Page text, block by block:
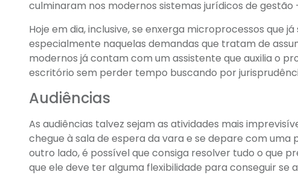
culminaram nos modernos sistemas jurídicos de
Hoje em dia, inclusive, se enxerga microprocessos que
especialmente naquelas demandas que tratam de
modernos já contam com um assistente que auxilia o
escritório sem perder tempo buscando por
Audiências
As audiências talvez sejam as atividades mais
chegue à sala de espera da vara e se depare com
outro lado, é possível que consiga resolver tudo o que
que ele deve ter alguma flexibilidade para conseguir se